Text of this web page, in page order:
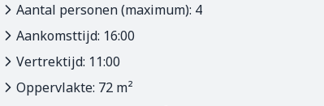
Aantal personen (maximum): 4
Aankomsttijd: 16:00
Vertrektijd: 11:00
Oppervlakte: 72 m²